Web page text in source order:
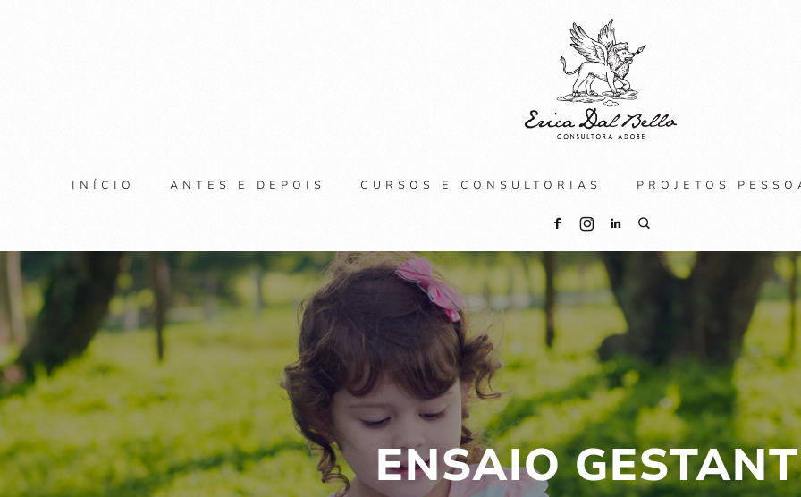
INÍCIO ANTES E DEPOIS CURSOS E CONSULTORIAS PROJETOS
ENSAIO